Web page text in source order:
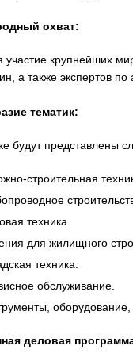
охват:
участие крупнейших
а также экспертов
тематик:
будут представлены
строительная
техника.
для жилищного
техника.
обслуживание.
деловая